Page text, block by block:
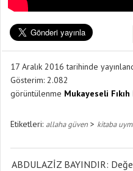
17 Aralık 2016 tarihinde
Gösterim: 2.082
görüntülenme Mukayeseli
Etiketleri: allaha güven > kitaba
ABDULAZİZ BAYINDIR: